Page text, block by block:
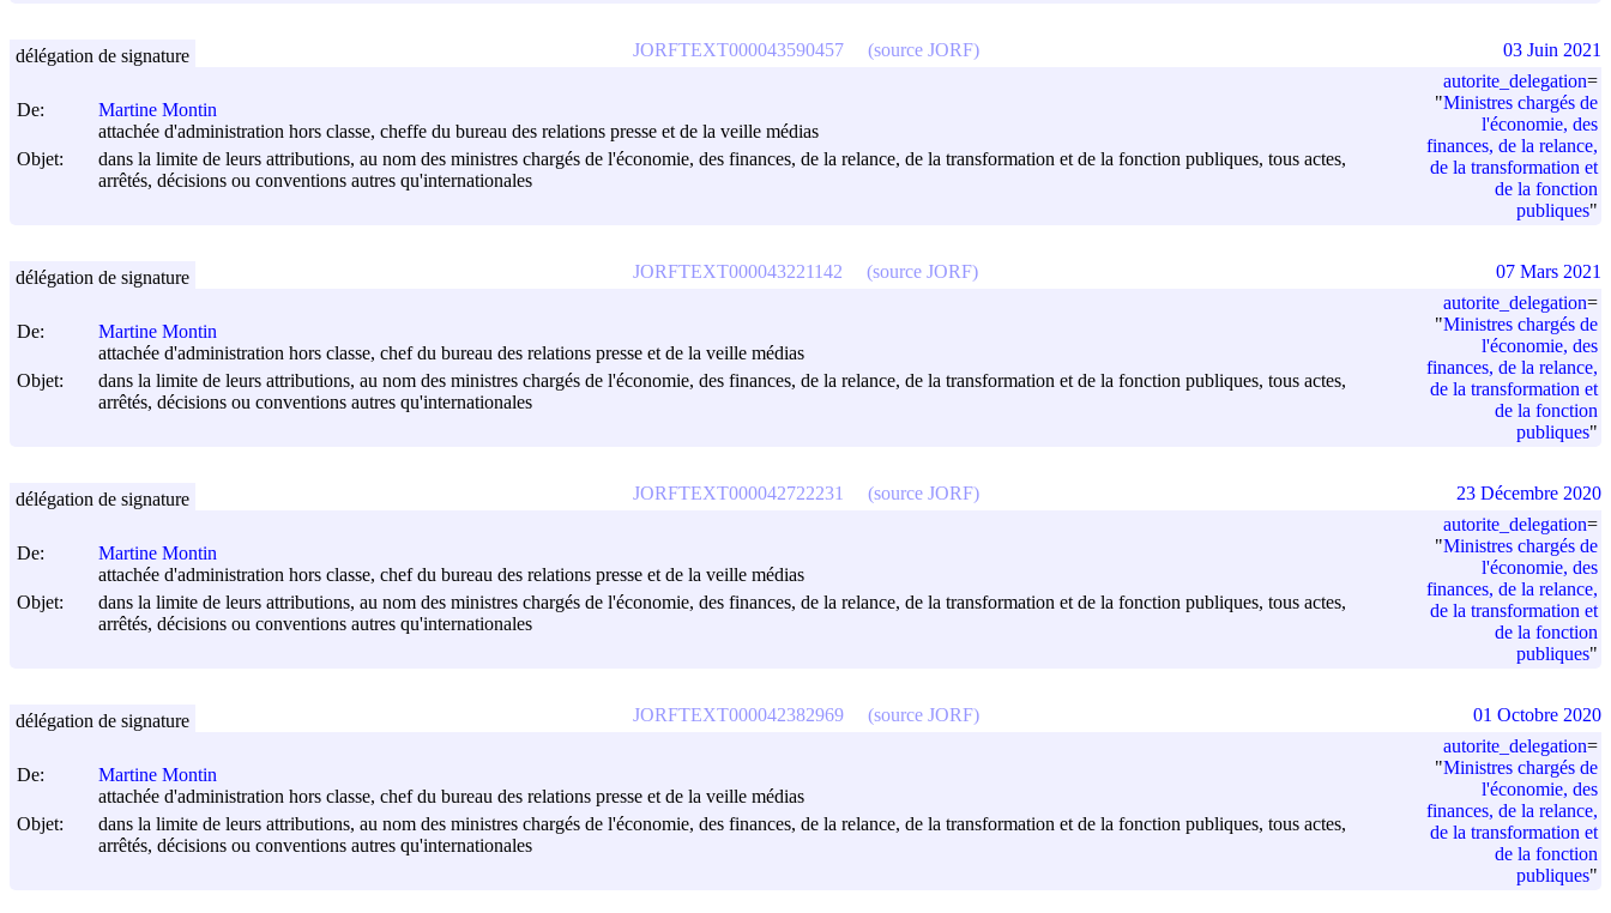
De:
Martine Montin
attachée d'administration hors classe, cheffe du bureau des relations presse et de la veille médias
Objet:
dans la limite de leurs attributions, au nom des ministres chargés de l'économie, des finances, de la relance, de la transformation et de la fonction publiques, tous actes,
arrêtés, décisions ou conventions autres qu'internationales
autorite_delegation=
"Ministres chargés de
l'économie, des
finances, de la relance,
de la transformation et
de la fonction
publiques"
JORFTEXT000043590457 (source JORF)
délégation de signature 03 Juin 2021
De:
Martine Montin
attachée d'administration hors classe, chef du bureau des relations presse et de la veille médias
Objet:
dans la limite de leurs attributions, au nom des ministres chargés de l'économie, des finances, de la relance, de la transformation et de la fonction publiques, tous actes,
arrêtés, décisions ou conventions autres qu'internationales
autorite_delegation=
"Ministres chargés de
l'économie, des
finances, de la relance,
de la transformation et
de la fonction
publiques"
JORFTEXT000043221142 (source JORF)
délégation de signature 07 Mars 2021
De:
Martine Montin
attachée d'administration hors classe, chef du bureau des relations presse et de la veille médias
Objet:
dans la limite de leurs attributions, au nom des ministres chargés de l'économie, des finances, de la relance, de la transformation et de la fonction publiques, tous actes,
arrêtés, décisions ou conventions autres qu'internationales
autorite_delegation=
"Ministres chargés de
l'économie, des
finances, de la relance,
de la transformation et
de la fonction
publiques"
JORFTEXT000042722231 (source JORF)
délégation de signature 23 Décembre 2020
De:
Martine Montin
attachée d'administration hors classe, chef du bureau des relations presse et de la veille médias
Objet:
dans la limite de leurs attributions, au nom des ministres chargés de l'économie, des finances, de la relance, de la transformation et de la fonction publiques, tous actes,
arrêtés, décisions ou conventions autres qu'internationales
autorite_delegation=
"Ministres chargés de
l'économie, des
finances, de la relance,
de la transformation et
de la fonction
publiques"
JORFTEXT000042382969 (source JORF)
délégation de signature 01 Octobre 2020